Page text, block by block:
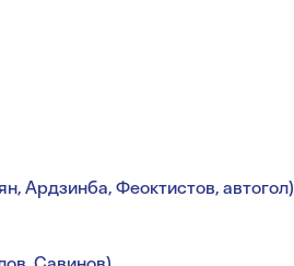
Феоктистов, автогол)